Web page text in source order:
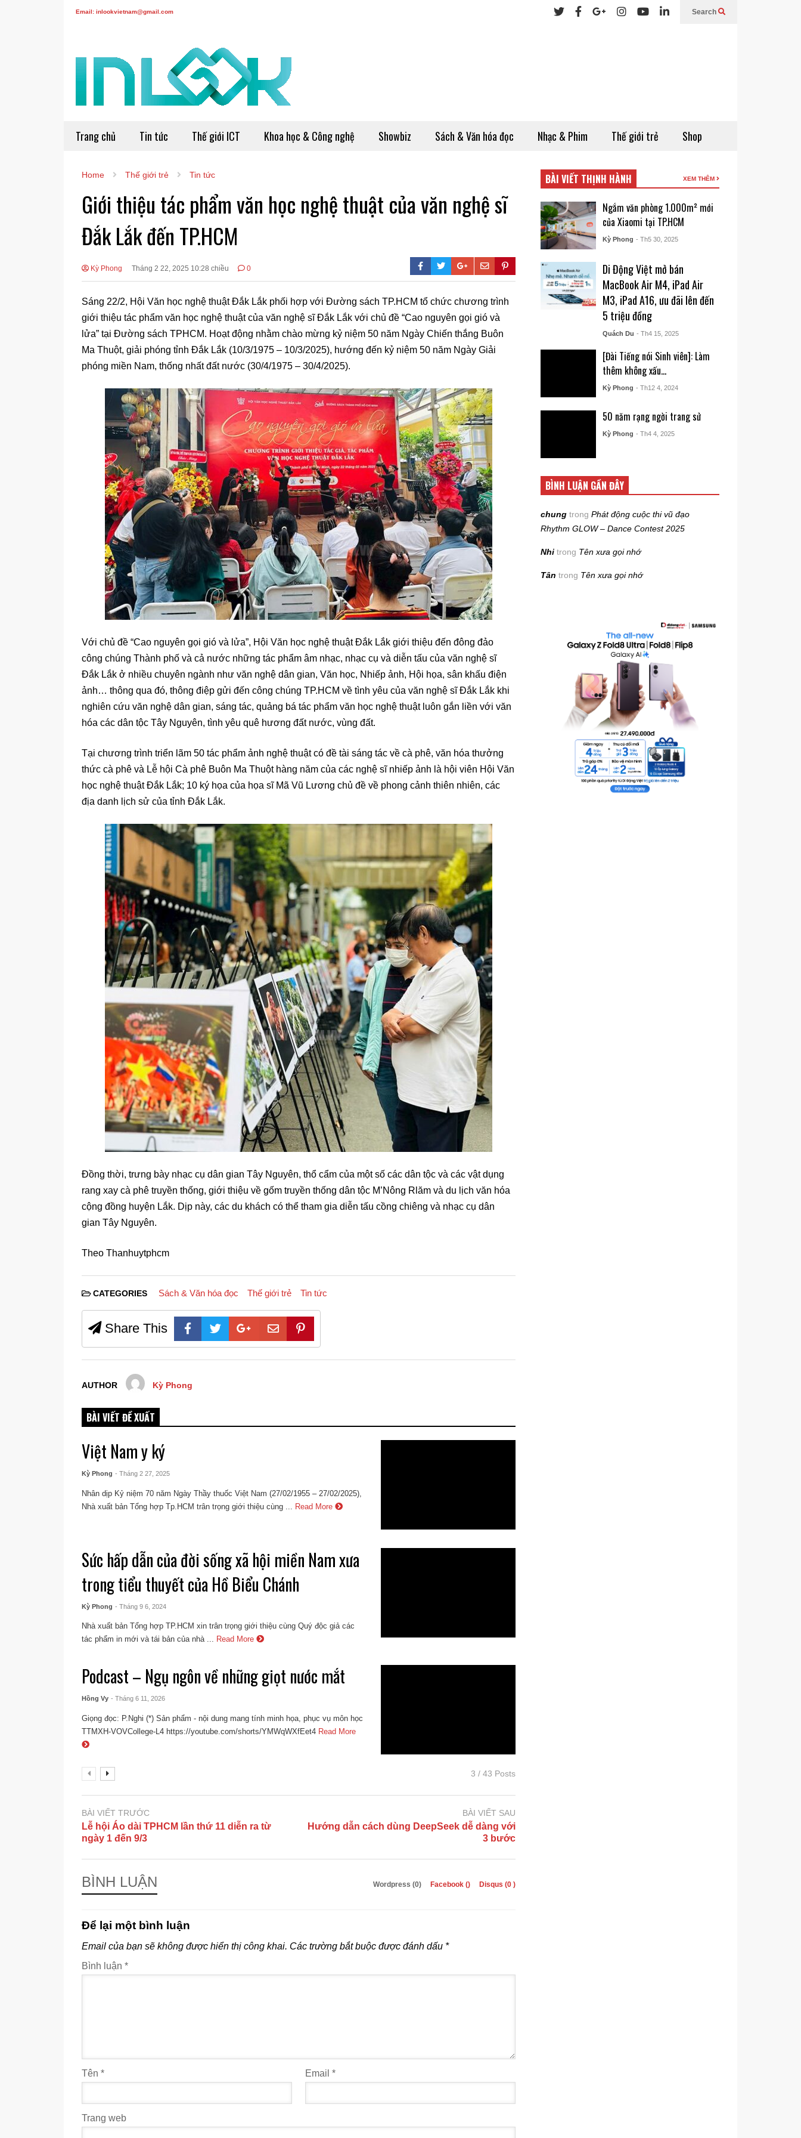
Email: inlookvietnam@gmail.com Search
Trang chủ Tin tức Thế giới ICT Khoa học & Công nghệ Showbiz Sách & Văn hóa đọc Nhạc & Phim Thế giới trẻ Shop
Home Thế giới trẻ Tin tức
Giới thiệu tác phẩm văn học nghệ thuật của văn nghệ sĩ
Đắk Lắk đến TP.HCM
Kỳ Phong Tháng 2 22, 2025 10:28 chiều 0
Sáng 22/2, Hội Văn học nghệ thuật Đắk Lắk phối hợp với Đường sách TP.HCM tổ chức chương trình
giới thiệu tác phẩm văn học nghệ thuật của văn nghệ sĩ Đắk Lắk với chủ đề “Cao nguyên gọi gió và
lửa” tại Đường sách TPHCM. Hoạt động nhằm chào mừng kỷ niệm 50 năm Ngày Chiến thắng Buôn
Ma Thuột, giải phóng tỉnh Đắk Lắk (10/3/1975 – 10/3/2025), hướng đến kỷ niệm 50 năm Ngày Giải
phóng miền Nam, thống nhất đất nước (30/4/1975 – 30/4/2025).
Với chủ đề “Cao nguyên gọi gió và lửa”, Hội Văn học nghệ thuật Đắk Lắk giới thiệu đến đông đảo
công chúng Thành phố và cả nước những tác phẩm âm nhạc, nhạc cụ và diễn tấu của văn nghệ sĩ
Đắk Lắk ở nhiều chuyên ngành như văn nghệ dân gian, Văn học, Nhiếp ảnh, Hội họa, sân khấu điện
ảnh… thông qua đó, thông điệp gửi đến công chúng TP.HCM về tình yêu của văn nghệ sĩ Đắk Lắk khi
nghiên cứu văn nghệ dân gian, sáng tác, quảng bá tác phẩm văn học nghệ thuật luôn gắn liền với văn
hóa các dân tộc Tây Nguyên, tình yêu quê hương đất nước, vùng đất.
Tại chương trình triển lãm 50 tác phẩm ảnh nghệ thuật có đề tài sáng tác về cà phê, văn hóa thưởng
thức cà phê và Lễ hội Cà phê Buôn Ma Thuột hàng năm của các nghệ sĩ nhiếp ảnh là hội viên Hội Văn
học nghệ thuật Đắk Lắk; 10 ký họa của họa sĩ Mã Vũ Lương chủ đề về phong cảnh thiên nhiên, các
địa danh lịch sử của tỉnh Đắk Lắk.
Đồng thời, trưng bày nhạc cụ dân gian Tây Nguyên, thổ cẩm của một số các dân tộc và các vật dụng
rang xay cà phê truyền thống, giới thiệu về gốm truyền thống dân tộc M’Nông Rlăm và du lịch văn hóa
cộng đồng huyện Lắk. Dịp này, các du khách có thể tham gia diễn tấu cồng chiêng và nhạc cụ dân
gian Tây Nguyên.
Theo Thanhuytphcm
CATEGORIES Sách & Văn hóa đọc Thế giới trẻ Tin tức
Share This
AUTHOR Kỳ Phong
BÀI VIẾT ĐỀ XUẤT
Việt Nam y ký
Kỳ Phong - Tháng 2 27, 2025
Nhân dịp Kỷ niệm 70 năm Ngày Thầy thuốc Việt Nam (27/02/1955 – 27/02/2025),
Nhà xuất bản Tổng hợp Tp.HCM trân trọng giới thiệu cùng ...
Read More
Sức hấp dẫn của đời sống xã hội miền Nam xưa
trong tiểu thuyết của Hồ Biểu Chánh
Kỳ Phong - Tháng 9 6, 2024
Nhà xuất bản Tổng hợp TP.HCM xin trân trọng giới thiệu cùng Quý độc giả các
tác phẩm in mới và tái bản của nhà ... Read More
Podcast – Ngụ ngôn về những giọt nước mắt
Hồng Vy - Tháng 6 11, 2026
Giọng đọc: P.Nghi (*) Sản phẩm - nội dung mang tính minh họa, phục vụ môn học
TTMXH-VOVCollege-L4 https://youtube.com/shorts/YMWqWXfEet4 Read More
3 / 43 Posts
BÀI VIẾT TRƯỚC
Lễ hội Áo dài TPHCM lần thứ 11 diễn ra từ
ngày 1 đến 9/3
BÀI VIẾT SAU
Hướng dẫn cách dùng DeepSeek dễ dàng với
3 bước
BÌNH LUẬN Wordpress (0) Facebook () Disqus (0 )
Để lại một bình luận
Email của bạn sẽ không được hiển thị công khai. Các trường bắt buộc được đánh dấu *
Bình luận *
Tên * Email *
Trang web
BÀI VIẾT THỊNH HÀNH XEM THÊM
Ngắm văn phòng 1.000m² mới
của Xiaomi tại TP.HCM
Kỳ Phong - Th5 30, 2025
Di Động Việt mở bán
MacBook Air M4, iPad Air
M3, iPad A16, ưu đãi lên đến
5 triệu đồng
Quách Du - Th4 15, 2025
[Đài Tiếng nói Sinh viên]: Làm
thêm không xấu…
Kỳ Phong - Th12 4, 2024
50 năm rạng ngời trang sử
Kỳ Phong - Th4 4, 2025
BÌNH LUẬN GẦN ĐÂY
chung trongPhát động cuộc thi vũ đạo
Rhythm GLOW – Dance Contest 2025
Nhi trong Tên xưa gọi nhớ
Tân trong Tên xưa gọi nhớ